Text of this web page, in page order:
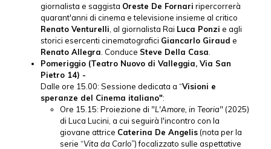
giornalista e saggista Oreste De Fornari ripercorrerà
quarant'anni di cinema e televisione insieme al critico
Renato Venturelli , al giornalista Rai Luca Ponzi e agli
storici esercenti cinematografici Giancarlo Giraud e
Renato Allegra . Conduce Steve Della Casa
Pomeriggio (Teatro Nuovo di Valleggia, Via San
Pietro 14) -
Dalle ore 15.00: Sessione dedicata a “Visioni e
speranze del Cinema italiano":
Ore 15.15: Proiezione di "L'Amore, in Teoria" (2025)
di Luca Lucini, a cui seguirà l'incontro con la
giovane attrice Caterina De Angelis (nota per la
serie “Vita da Carlo”) focalizzato sulle aspettative